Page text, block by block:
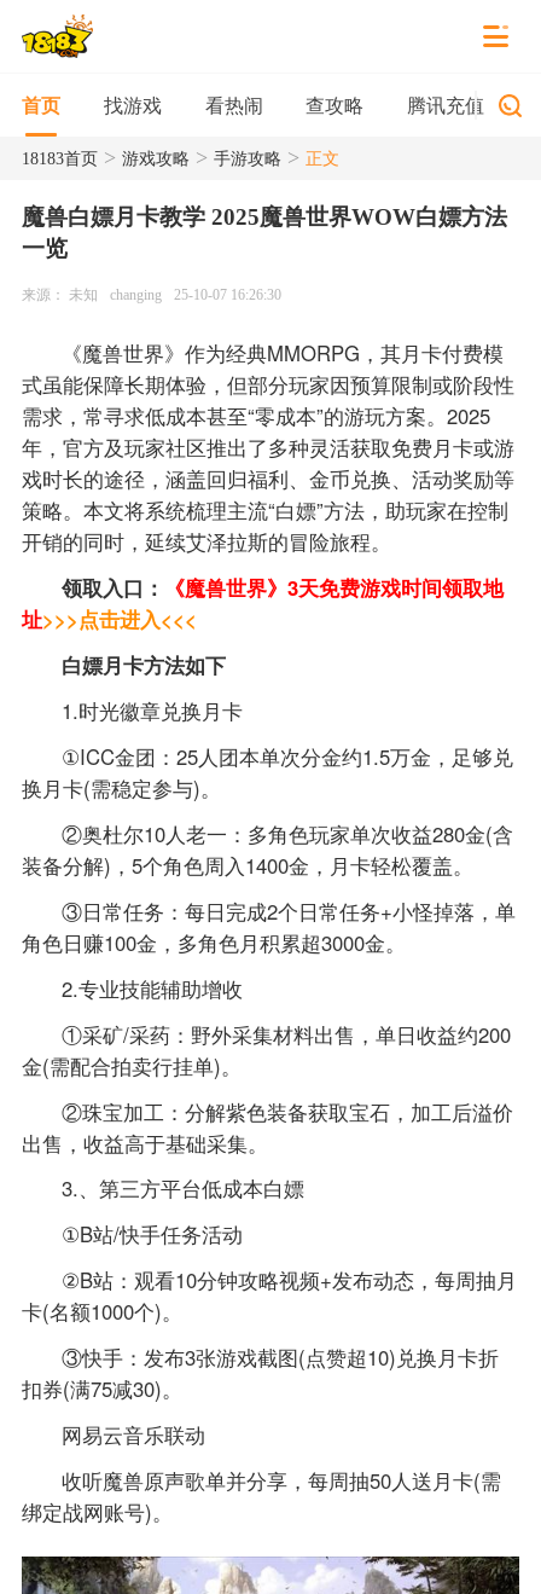
首页 找游戏 看热闹 查攻略 腾讯充值
18183首页> 游戏攻略 > 手游攻略 > 正文
魔兽白嫖月卡教学 2025魔兽世界WOW白嫖方法
一览
来源： 未知 changing 25-10-07 16:26:30
《魔兽世界》作为经典MMORPG，其月卡付费模
式虽能保障长期体验，但部分玩家因预算限制或阶段性
需求，常寻求低成本甚至“零成本”的游玩方案。2025
年，官方及玩家社区推出了多种灵活获取免费月卡或游
戏时长的途径，涵盖回归福利、金币兑换、活动奖励等
策略。本文将系统梳理主流“白嫖”方法，助玩家在控制
开销的同时，延续艾泽拉斯的冒险旅程。
领取入口：
《魔兽世界》3天免费游戏时间领取地
址>>>点击进入<<<
白嫖月卡方法如下
1.​​时光徽章兑换月卡​​
​①ICC金团​​：25人团本单次分金约1.5万金，足够兑
换月卡(需稳定参与)。
​​②奥杜尔10人老一​​：多角色玩家单次收益280金(含
装备分解)，5个角色周入1400金，月卡轻松覆盖。
​​③日常任务​​：每日完成2个日常任务+小怪掉落，单
角色日赚100金，多角色月积累超3000金。
2.​​专业技能辅助增收​​
①​​采矿/采药​​：野外采集材料出售，单日收益约200
金(需配合拍卖行挂单)。
​​②珠宝加工​​：分解紫色装备获取宝石，加工后溢价
出售，收益高于基础采集。
3.、第三方平台低成本白嫖​​
①​​B站/快手任务活动​​
​​②B站​​：观看10分钟攻略视频+发布动态，每周抽月
卡(名额1000个)。
​​③快手​​：发布3张游戏截图(点赞超10)兑换月卡折
扣券(满75减30)。
​​网易云音乐联动​​
收听魔兽原声歌单并分享，每周抽50人送月卡(需
绑定战网账号)。